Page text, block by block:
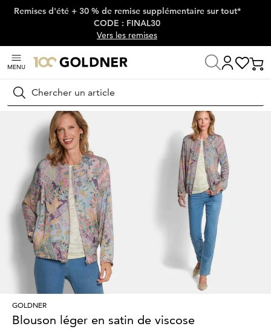
Passer la navigation, aller directement au contenu
Remises d'été + 30 % de remise supplémentaire sur tout*
CODE : FINAL30
Vers les remises
MENU
Rechercher
Maison Mode femme Vestes & blazers
GOLDNER
Blouson léger en satin de viscose